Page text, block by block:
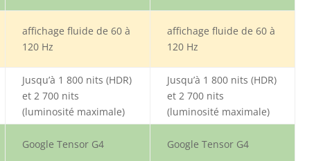
affichage fluide de 60 à
120 Hz
affichage fluide de 60 à
120 Hz
Jusqu’à 1 800 nits (HDR)
et 2 700 nits
(luminosité maximale)
Jusqu’à 1 800 nits (HDR)
et 2 700 nits
(luminosité maximale)
Google Tensor G4 Google Tensor G4